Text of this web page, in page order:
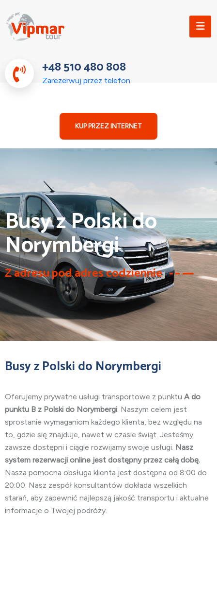
+48 510 480 808
Zarezerwuj przez telefon
KUP PRZEZ INTERNET
Busy z Polski do
Norymbergi
Z adresu pod adres codziennie
Busy z Polski do Norymbergi
Oferujemy prywatne usługi transportowe z punktu A do
punktu B z Polski do Norymbergi. Naszym celem jest
sprostanie wymaganiom każdego klienta, bez względu na
to, gdzie się znajduje, nawet w czasie świąt. Jesteśmy
zawsze dostępni i ciągle rozwijamy swoje usługi. Nasz
system rezerwacji online jest dostępny przez całą dobę.
Nasza pomocna obsługa klienta jest dostępna od 8:00 do
20:00. Nasz zespół konsultantów dokłada wszelkich
starań, aby zapewnić najlepszą jakość transportu i aktualne
informacje o Twojej podróży.